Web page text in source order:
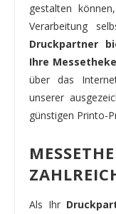
gestalten
Verarbeitung
Druckpartner
Ihre
über das
unserer
günstigen Printo-
Als Ihr